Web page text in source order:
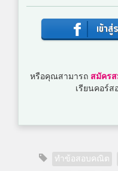
เข้า
หรือคุณสามารถ สมัคร
เรียนคอร์ส
ทำข้อสอบคณิต